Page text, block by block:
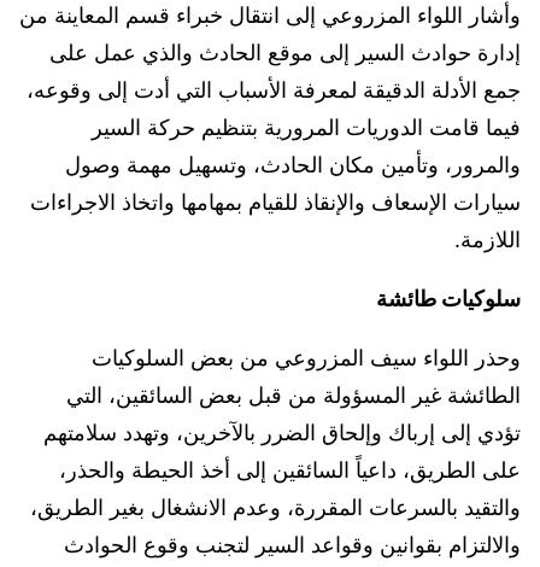
وأشار اللواء المزروعي إلى انتقال خبراء قسم المعاينة من
إدارة حوادث السير إلى موقع الحادث والذي عمل على
جمع الأدلة الدقيقة لمعرفة الأسباب التي أدت إلى وقوعه،
فيما قامت الدوريات المرورية بتنظيم حركة السير
والمرور، وتأمين مكان الحادث، وتسهيل مهمة وصول
سيارات الإسعاف والإنقاذ للقيام بمهامها واتخاذ الاجراءات
اللازمة.
سلوكيات طائشة
وحذر اللواء سيف المزروعي من بعض السلوكيات
الطائشة غير المسؤولة من قبل بعض السائقين، التي
تؤدي إلى إرباك وإلحاق الضرر بالآخرين، وتهدد سلامتهم
على الطريق، داعياً السائقين إلى أخذ الحيطة والحذر،
والتقيد بالسرعات المقررة، وعدم الانشغال بغير الطريق،
والالتزام بقوانين وقواعد السير لتجنب وقوع الحوادث